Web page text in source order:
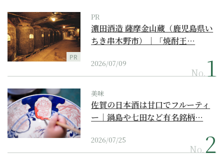
PR
PR
濵田酒造 薩摩金山蔵（鹿児島県い
ちき串木野市）｜「焼酎王…
2026/07/09
No.
美味
佐賀の日本酒は甘口でフルーティ
ー｜鍋島や七田など有名銘柄…
2026/07/25
No.